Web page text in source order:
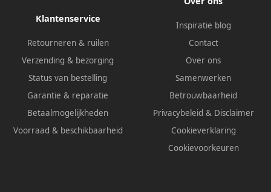
Klantenservice
Retourneren & ruilen
Verzending & bezorging
Status van bestelling
Garantie & reparatie
Betaalmogelijkheden
Voorraad & beschikbaarheid
Inspiratie blog
Contact
Over ons
Samenwerken
Betrouwbaarheid
Privacybeleid & Disclaimer
Cookieverklaring
Cookievoorkeuren